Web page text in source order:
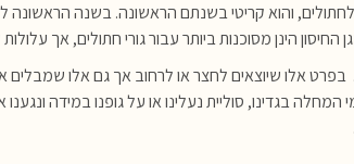
לחתולים, והוא קריטי בשנתם הראשונה. בשנה הראשונה
בפרט אלו שיוצאים לחצר או לרחוב אך גם אלו
המחלה בגדינו, סוליית נעלינו או על גופנו במידה